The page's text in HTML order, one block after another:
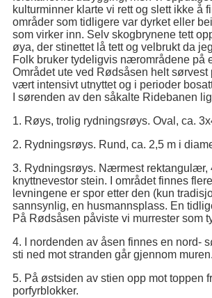
kulturminner klarte vi rett og slett ikke å
områder som tidligere var dyrket eller
som virker inn. Selv skogbrynene tett
øya, der stinettet lå tett og velbrukt da
Folk bruker tydeligvis nærområdene på
Området ute ved Rødsåsen helt
vært intensivt utnyttet og i perioder
I sørenden av den såkalte Ridebanen
1. Røys, trolig rydningsrøys. Oval, ca.
2. Rydningsrøys. Rund, ca. 2,5 m i
3. Rydningsrøys. Nærmest rektangulær,
knyttnevestor stein. I området finnes
levningene er spor etter den (kun
sannsynlig, en husmannsplass. En
På Rødsåsen påviste vi murrester som
4. I nordenden av åsen finnes en nord-
sti ned mot stranden går gjennom
5. På østsiden av stien opp mot toppen
porfyrblokker.